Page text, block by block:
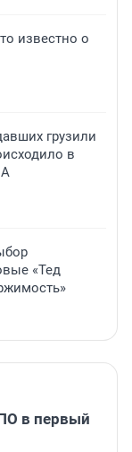
известно о
грузили
в
«Тед
в первый